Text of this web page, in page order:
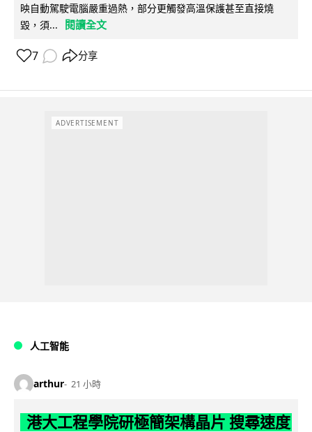
映自動駕駛電腦嚴重過熱，部分更觸發高溫保護甚至直接燒
毀，須...
閱讀全文
7 分享
ADVERTISEMENT
人工智能
arthur 21 小時
港大工程學院研極簡架構晶片 搜尋速度